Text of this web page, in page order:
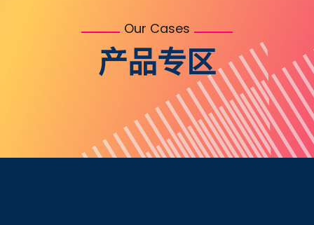
Our Cases
产品专区